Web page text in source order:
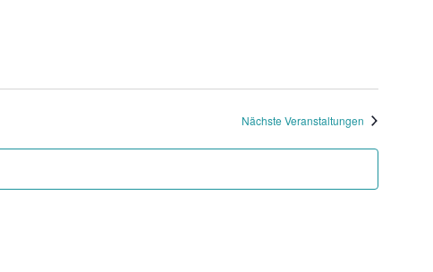
Nächste Veranstaltungen